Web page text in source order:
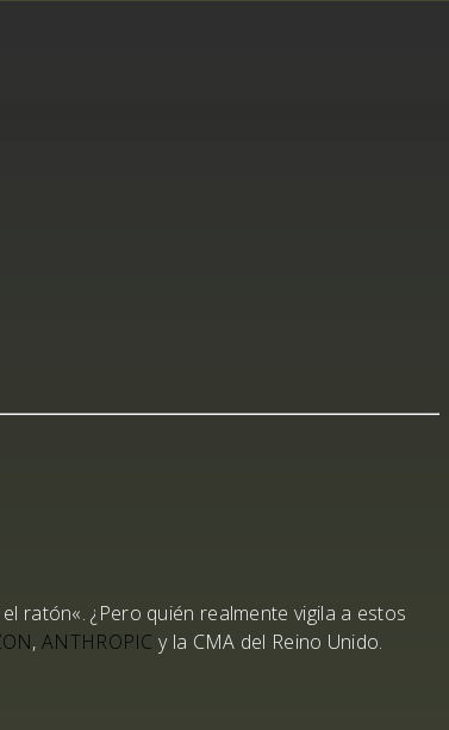
ratón«. ¿Pero quién realmente vigila a estos
,ANTHROPIC y la CMA del Reino Unido.